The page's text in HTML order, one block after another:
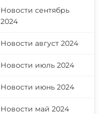
Новости сентябрь
2024
Новости август 2024
Новости июль 2024
Новости июнь 2024
Новости май 2024